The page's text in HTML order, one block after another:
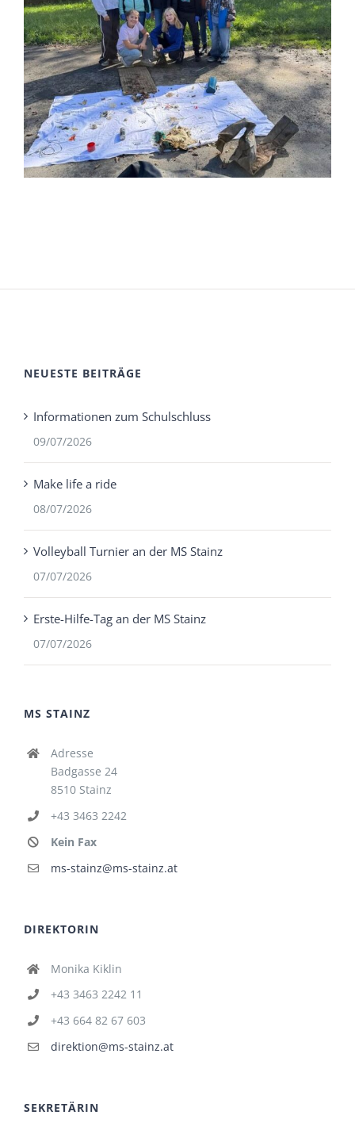
NEUESTE BEITRÄGE
Informationen zum Schulschluss
09/07/2026
Make life a ride
08/07/2026
Volleyball Turnier an der MS Stainz
07/07/2026
Erste-Hilfe-Tag an der MS Stainz
07/07/2026
MS STAINZ
Adresse
Badgasse 24
8510 Stainz
+43 3463 2242
Kein Fax
ms-stainz@ms-stainz.at
DIREKTORIN
Monika Kiklin
+43 3463 2242 11
+43 664 82 67 603
direktion@ms-stainz.at
SEKRETÄRIN